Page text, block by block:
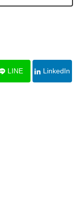
LINE LinkedIn